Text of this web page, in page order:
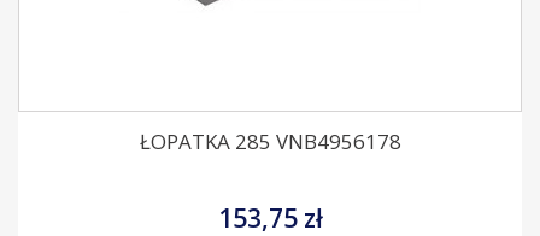
ŁOPATKA 285 VNB4956178
153,75 zł